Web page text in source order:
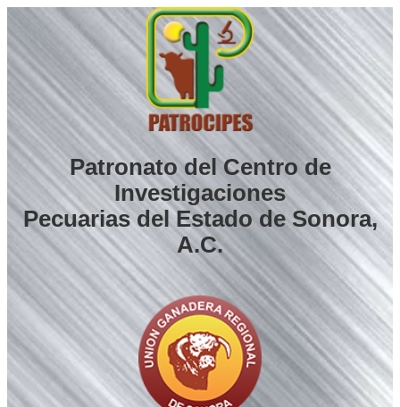
Saltar
al
contenido
Patronato del Centro de
Investigaciones
Pecuarias del Estado de Sonora,
A.C.